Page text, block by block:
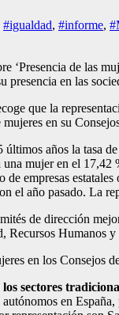
#igualdad, #informe,
de las
presencia en las
que la
en su
años la tasa
mujer en el 17,42
empresas
el año pasado. La
de dirección
Recursos Humanos
en los Consejos
sectores
en